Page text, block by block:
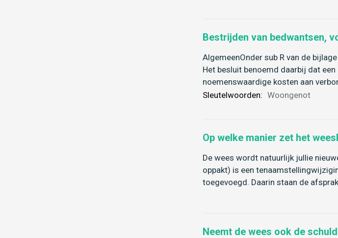
Bestrijden van bedwantsen,
AlgemeenOnder sub R van de
Het besluit benoemd daarbij dat
noemenswaardige kosten aan
Sleutelwoorden: Woongenot
Op welke manier zet het
De wees wordt natuurlijk jullie
oppakt) is een
toegevoegd. Daarin staan de
Neemt de wees ook de